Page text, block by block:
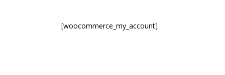
[woocommerce_my_account]